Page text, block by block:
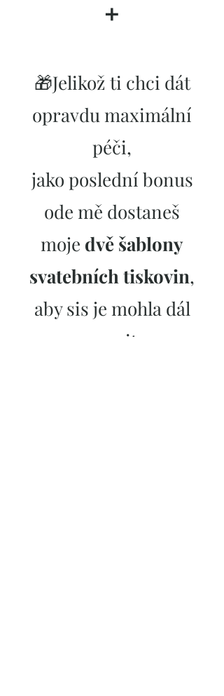
➕
🎁Jelikož ti chci dát
opravdu maximální
péči,
jako poslední bonus
ode mě dostaneš
moje dvě šablony
svatebních tiskovin,
aby sis je mohla dál
upravit.